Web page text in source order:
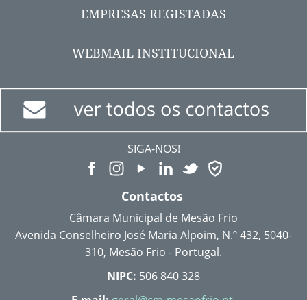
EMPRESAS REGISTADAS
WEBMAIL INSTITUCIONAL
SIGA-NOS!
Contactos
Câmara Municipal de Mesão Frio
Avenida Conselheiro José Maria Alpoim, N.º 432, 5040-
310, Mesão Frio - Portugal.
NIPC: 506 840 328